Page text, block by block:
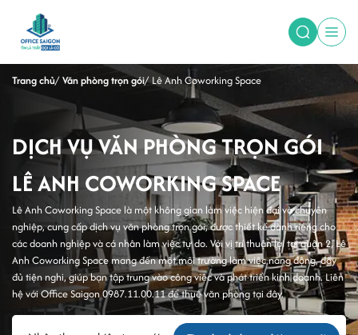
Trang chủ Văn phòng trọn gói Lê Anh Coworking Space
DỊCH VỤ VĂN PHÒNG TRỌN GÓI
LÊ ANH COWORKING SPACE
Lê Anh Coworking Space là một không gian làm việc hiện đại và chuyên
nghiệp, cung cấp dịch vụ văn phòng trọn gói, được thiết kế dành riêng cho
các doanh nghiệp và cá nhân làm việc tự do. Với vị trí thuận lợi tại quận 2, Lê
Anh Coworking Space mang đến một môi trường làm việc năng động, đầy
đủ tiện nghi, giúp bạn tập trung vào công việc và phát triển kinh doanh. Liên
hệ với Office Saigon 0987.11.00.11 để thuê văn phòng tại đây.